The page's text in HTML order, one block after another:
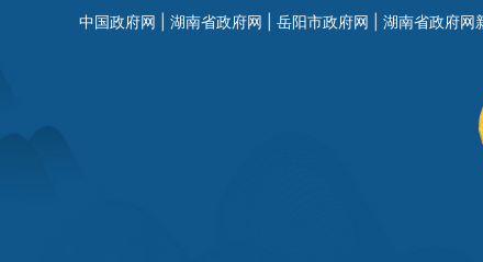
中国政府网 湖南省政府网 岳阳市政府网 湖南省政府网